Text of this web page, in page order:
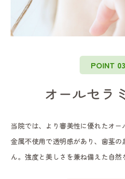
POINT 03
オールセラ
当院では、より審美性に優れたオー
金属不使用で透明感があり、歯茎
ん。強度と美しさを兼ね備えた自然